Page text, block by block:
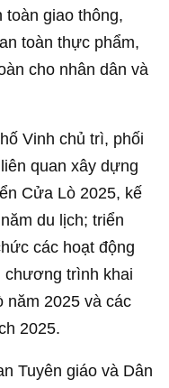
toàn giao thông,
toàn thực phẩm,
cho nhân dân và
Vinh chủ trì, phối
quan xây dựng
Cửa Lò 2025, kế
du lịch; triển
các hoạt động
chương trình khai
năm 2025 và các
2025.
Tuyên giáo và Dân